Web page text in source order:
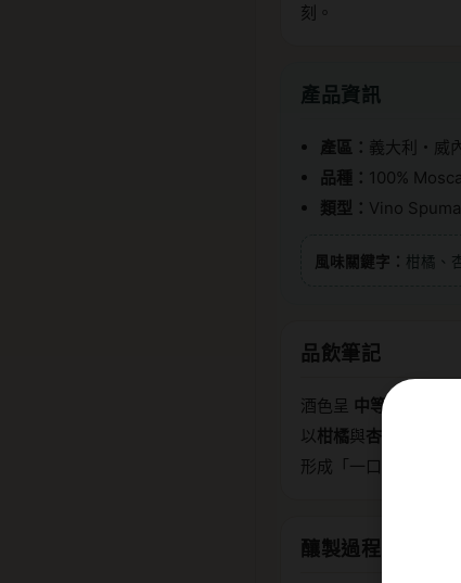
刻。
產品資訊
產區： 義大利・威
品種： 100%
類型： Vino
風味關鍵字： 柑橘、
品飲筆記
酒色呈 中等強度的稻
以柑橘與杏桃
形成「一口接一口」
釀製過程